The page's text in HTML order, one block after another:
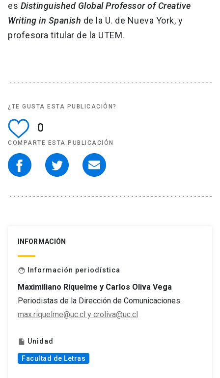
es Distinguished Global Professor of Creative
Writing in Spanish de la U. de Nueva York, y
profesora titular de la UTEM.
¿TE GUSTA ESTA PUBLICACIÓN?
0
COMPARTE ESTA PUBLICACIÓN
INFORMACIÓN
face Información periodística
Maximiliano Riquelme y Carlos Oliva Vega
Periodistas de la Dirección de Comunicaciones.
max.riquelme@uc.cl y croliva@uc.cl
insert_drive_file Unidad
Facultad de Letras